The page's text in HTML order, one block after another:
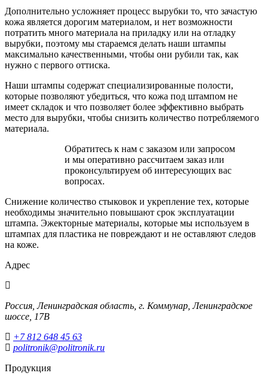
Дополнительно усложняет процесс вырубки то, что зачастую
кожа является дорогим материалом, и нет возможности
потратить много материала на приладку или на отладку
вырубки, поэтому мы стараемся делать наши штампы
максимально качественными, чтобы они рубили так, как
нужно с первого оттиска.
Наши штампы содержат специализированные полости,
которые позволяют убедиться, что кожа под штампом не
имеет складок и что позволяет более эффективно выбрать
место для вырубки, чтобы снизить количество потребляемого
материала.
Обратитесь к нам с заказом или запросом
и мы оперативно рассчитаем заказ или
проконсультируем об интересующих вас
вопросах.
Снижение количество стыковок и укрепление тех, которые
необходимы значительно повышают срок эксплуатации
штампа. Эжекторные материалы, которые мы используем в
штампах для пластика не повреждают и не оставляют следов
на коже.
Адрес
Россия, Ленинградская область, г. Коммунар, Ленинградское
шоссе, 17В
+7 812 648 45 63
politronik@politronik.ru
Продукция